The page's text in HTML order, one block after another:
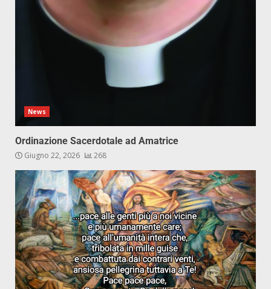
News
Ordinazione Sacerdotale ad Amatrice
Giugno 22, 2026 268